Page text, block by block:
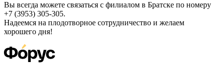
Вы всегда можете связаться с филиалом в Братске по номеру
+7 (3953) 305-305.
Надеемся на плодотворное сотрудничество и желаем
хорошего дня!